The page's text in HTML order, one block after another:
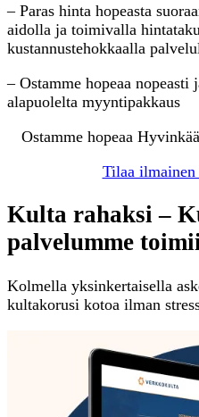
– Paras hinta hopeasta
aidolla ja toimivalla
kustannustehokkaalla
– Ostamme hopeaa nopeasti
alapuolelta myyntipakkaus
Ostamme hopeaa
Tilaa
Kulta rahaksi –
palvelumme
Kolmella yksinkertaisella
kultakorusi kotoa ilman